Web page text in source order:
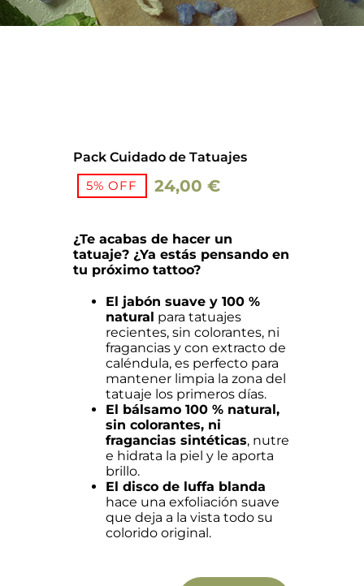
Barba
Pack Cuidado de Tatuajes
El
original
era:
25,30 €.
24,00€
El
actual
es:
24,00 €.
5% OFF
¿Te acabas de hacer un
tatuaje? ¿Ya estás pensando en
tu próximo tattoo?
El jabón suave y 100 %
natural para tatuajes
recientes, sin colorantes, ni
fragancias y con extracto de
caléndula, es perfecto para
mantener limpia la zona del
tatuaje los primeros días.
El bálsamo 100 % natural,
sin colorantes, ni
fragancias sintéticas, nutre
e hidrata la piel y le aporta
brillo.
El disco de luffa blanda
hace una exfoliación suave
que deja a la vista todo su
colorido original.